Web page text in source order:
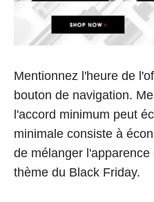
Mentionnez l'heure de
bouton de navigation.
l'accord minimum peut
minimale consiste à
de mélanger
thème du Black Friday.